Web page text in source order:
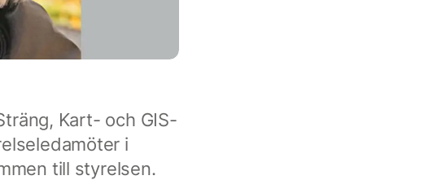
Kart- och GIS-
i
till styrelsen.